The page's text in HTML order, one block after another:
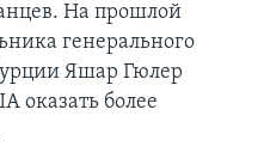
На прошлой
генерального
Яшар Гюлер
оказать более